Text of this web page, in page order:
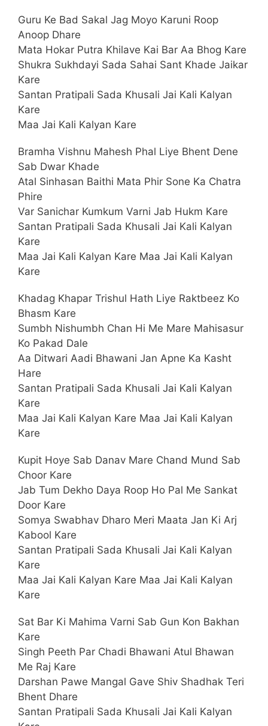
Guru Ke Bad Sakal Jag Moyo Karuni Roop
Anoop Dhare
Mata Hokar Putra Khilave Kai Bar Aa Bhog Kare
Shukra Sukhdayi Sada Sahai Sant Khade Jaikar
Kare
Santan Pratipali Sada Khusali Jai Kali Kalyan
Kare
Maa Jai Kali Kalyan Kare
Bramha Vishnu Mahesh Phal Liye Bhent Dene
Sab Dwar Khade
Atal Sinhasan Baithi Mata Phir Sone Ka Chatra
Phire
Var Sanichar Kumkum Varni Jab Hukm Kare
Santan Pratipali Sada Khusali Jai Kali Kalyan
Kare
Maa Jai Kali Kalyan Kare Maa Jai Kali Kalyan
Kare
Khadag Khapar Trishul Hath Liye Raktbeez Ko
Bhasm Kare
Sumbh Nishumbh Chan Hi Me Mare Mahisasur
Ko Pakad Dale
Aa Ditwari Aadi Bhawani Jan Apne Ka Kasht
Hare
Santan Pratipali Sada Khusali Jai Kali Kalyan
Kare
Maa Jai Kali Kalyan Kare Maa Jai Kali Kalyan
Kare
Kupit Hoye Sab Danav Mare Chand Mund Sab
Choor Kare
Jab Tum Dekho Daya Roop Ho Pal Me Sankat
Door Kare
Somya Swabhav Dharo Meri Maata Jan Ki Arj
Kabool Kare
Santan Pratipali Sada Khusali Jai Kali Kalyan
Kare
Maa Jai Kali Kalyan Kare Maa Jai Kali Kalyan
Kare
Sat Bar Ki Mahima Varni Sab Gun Kon Bakhan
Kare
Singh Peeth Par Chadi Bhawani Atul Bhawan
Me Raj Kare
Darshan Pawe Mangal Gave Shiv Shadhak Teri
Bhent Dhare
Santan Pratipali Sada Khusali Jai Kali Kalyan